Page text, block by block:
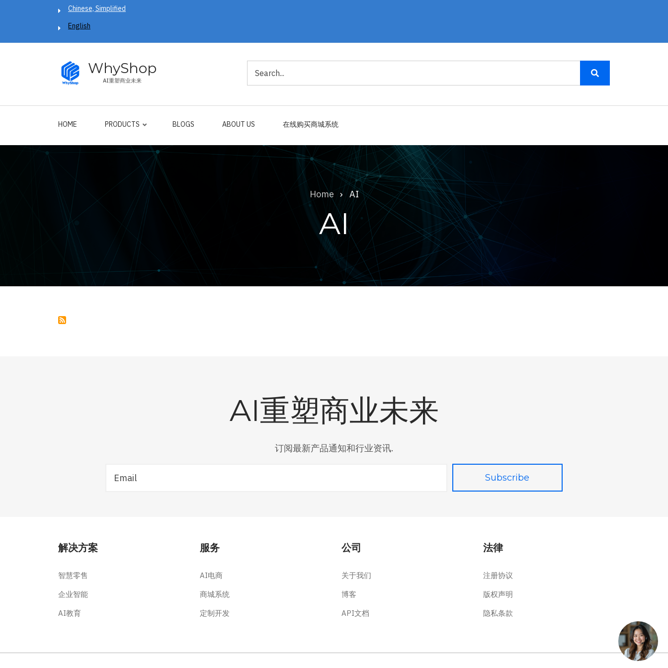
Chinese, Simplified
English
WhyShop
AI重塑商业未来
HOME PRODUCTS BLOGS ABOUT US 在线购买商城系统
Breadcrumb Home AI
AI
AI重塑商业未来
订阅最新产品通知和行业资讯.
解决方案
智慧零售
企业智能
AI教育
服务
AI电商
商城系统
定制开发
公司
关于我们
博客
API文档
法律
注册协议
版权声明
隐私条款